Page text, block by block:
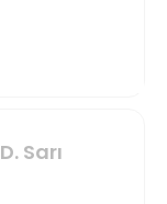
Sarı